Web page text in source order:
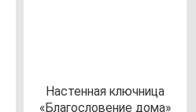
Нас­тен­ная ключ­ни­ца
«Бла­гос­ло­ве­ние до­ма»